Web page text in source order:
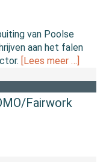
van Poolse
aan het falen
[Lees meer …]
Fairwork